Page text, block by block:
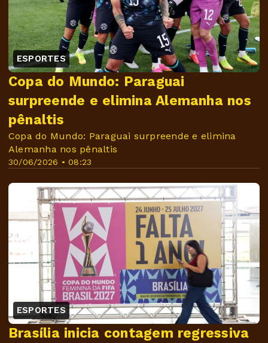
ESPORTES
30/06/2026 • 08:23
Copa do Mundo: Paraguai
surpreende e elimina Alemanha nos
pênaltis
Copa do Mundo: Paraguai surpreende e elimina
Alemanha nos pênaltis
ESPORTES
Brasília inicia contagem regressiva